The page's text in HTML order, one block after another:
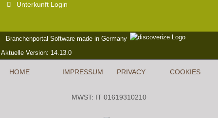
Unterkunft Login
Branchenportal Software made in Germany
Aktuelle Version: 14.13.0
HOME IMPRESSUM PRIVACY COOKIES
MWST: IT 01619310210